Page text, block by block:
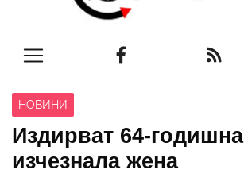
НОВИНИ
Издирват 64-годишна
изчезнала жена